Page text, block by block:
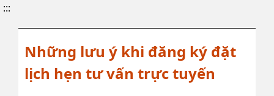
:::
Những lưu ý khi đăng ký đặt
lịch hẹn tư vấn trực tuyến